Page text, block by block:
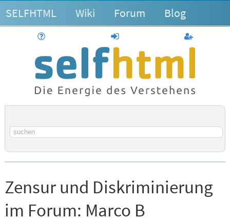
SELFHTML Wiki Forum Blog
anmelden
Suchbegriff
Zensur und Diskriminierung
im Forum: Marco B